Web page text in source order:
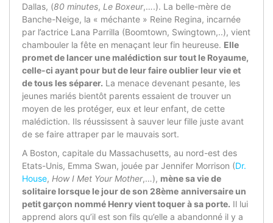
Dallas, (80 minutes, Le Boxeur,….). La belle-mère de
Banche-Neige, la « méchante » Reine Regina, incarnée
par l’actrice Lana Parrilla (Boomtown, Swingtown,..), vient
chambouler la fête en menaçant leur fin heureuse. Elle
promet de lancer une malédiction sur tout le Royaume,
celle-ci ayant pour but de leur faire oublier leur vie et
de tous les séparer. La menace devenant pesante, les
jeunes mariés bientôt parents essaient de trouver un
moyen de les protéger, eux et leur enfant, de cette
malédiction. Ils réussissent à sauver leur fille juste avant
de se faire attraper par le mauvais sort.
A Boston, capitale du Massachusetts, au nord-est des
Etats-Unis, Emma Swan, jouée par Jennifer Morrison (Dr.
House, How I Met Your Mother,…), mène sa vie de
solitaire lorsque le jour de son 28ème anniversaire un
petit garçon nommé Henry vient toquer à sa porte. Il lui
apprend alors qu’il est son fils qu’elle a abandonné il y a